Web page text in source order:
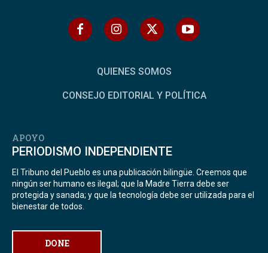
QUIENES SOMOS
CONSEJO EDITORIAL Y POLÍTICA
APOYO
PERIODISMO INDEPENDIENTE
El Tribuno del Pueblo es una publicación bilingüe. Creemos que
ningún ser humano es ilegal; que la Madre Tierra debe ser
protegida y sanada; y que la tecnología debe ser utilizada para el
bienestar de todos.
DONE